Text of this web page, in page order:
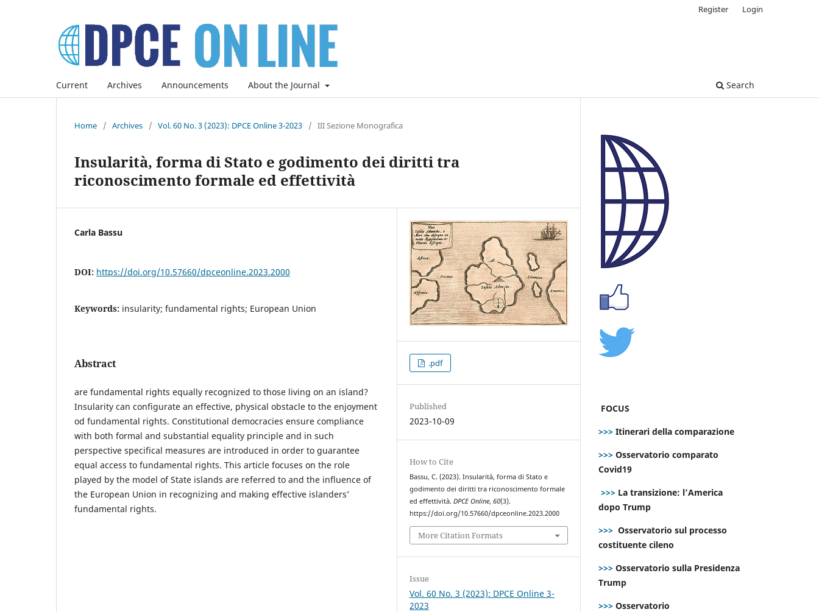
Current Archives Announcements About the Journal Search
Register Login
Home / Archives / Vol. 60 No. 3 (2023): DPCE Online 3-2023 / III Sezione Monografica
Insularità, forma di Stato e godimento dei diritti tra
riconoscimento formale ed effettività
Carla Bassu
DOI: https://doi.org/10.57660/dpceonline.2023.2000
Keywords: insularity; fundamental rights; European Union
Abstract
are fundamental rights equally recognized to those living on an island?
Insularity can configurate an effective, physical obstacle to the enjoyment
od fundamental rights. Constitutional democracies ensure compliance
with both formal and substantial equality principle and in such
perspective specifical measures are introduced in order to guarantee
equal access to fundamental rights. This article focuses on the role
played by the model of State islands are referred to and the influence of
the European Union in recognizing and making effective islanders’
fundamental rights.
.pdf
Published
2023-10-09
How to Cite
Bassu, C. (2023). Insularità, forma di Stato e
godimento dei diritti tra riconoscimento formale
ed effettività.DPCE Online,60(3).
https://doi.org/10.57660/dpceonline.2023.2000
More Citation Formats
Issue
Vol. 60 No. 3 (2023): DPCE Online 3-
2023
FOCUS
>>> Itinerari della comparazione
>>> Osservatorio comparato
Covid19
>>> La transizione: l’America
dopo Trump
>>> Osservatorio sul processo
costituente cileno
>>> Osservatorio sulla Presidenza
Trump
>>> Osservatorio